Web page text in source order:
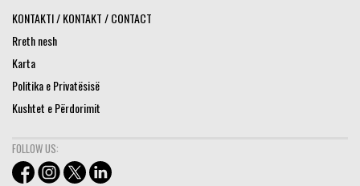
KONTAKTI / KONTAKT / CONTACT
Rreth nesh
Karta
Politika e Privatësisë
Kushtet e Përdorimit
FOLLOW US: